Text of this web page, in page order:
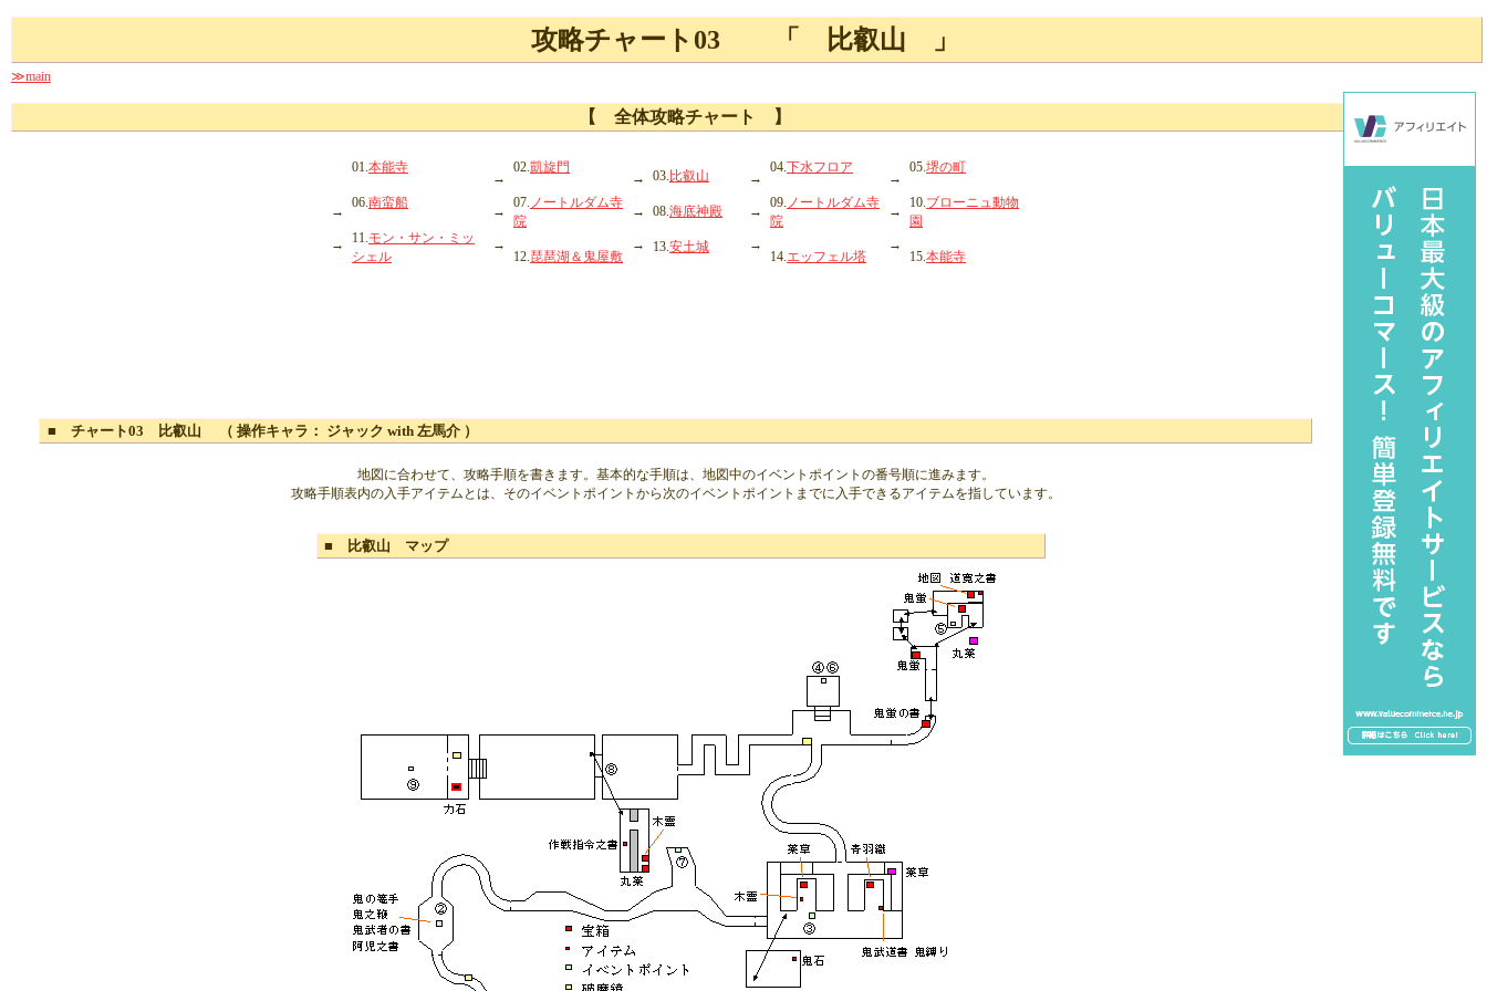
攻略チャート03 「 比叡山 」
≫main
【 全体攻略チャート 】
→
→
01.本能寺
06.南蛮船
11.モン・サン・ミッ
シェル
→
→
→
02.凱旋門
07. ノートルダム寺
院
12.琵琶湖＆鬼屋敷
→
→
→
03. 比叡山
08.海底神殿
13.安土城
→
→
→
04.下水フロア
09. ノートルダム寺
院
14.エッフェル塔
→
→
→
05.堺の町
10.ブローニュ動物
園
15.本能寺
■ チャート03 比叡山 （ 操作キャラ： ジャック with 左馬介 ）
地図に合わせて、攻略手順を書きます。基本的な手順は、地図中のイベントポイントの番号順に進みます。
攻略手順表内の入手アイテムとは、そのイベントポイントから次のイベントポイントまでに入手できるアイテムを指しています。
■ 比叡山 マップ